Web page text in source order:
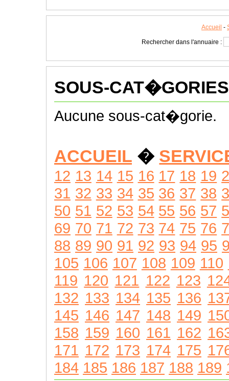
Accueil -
Rechercher dans l'annuaire :
SOUS-CAT�GORIES
Aucune sous-cat�gorie.
ACCUEIL �
12 13 14 15 16 17 18 19
31 32 33 34 35 36 37 38
50 51 52 53 54 55 56 57
69 70 71 72 73 74 75 76
88 89 90 91 92 93 94 95
105 106 107 108 109 110
119 120 121 122 123
132 133 134 135 136
145 146 147 148 149
158 159 160 161 162
171 172 173 174 175
184 185 186 187 188 189